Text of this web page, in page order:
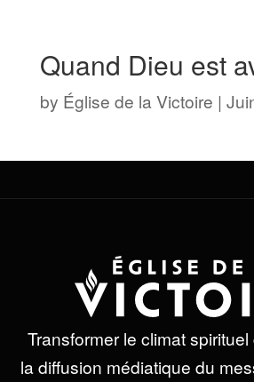
Quand Dieu est
by Église de la Victoire |
Transformer le climat
la diffusion médiatique du